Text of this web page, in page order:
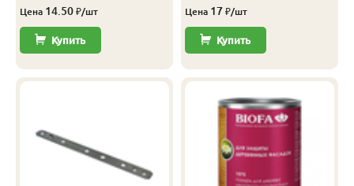
Цена 14.50 ₽/шт
Купить
Цена 17 ₽/шт
Купить